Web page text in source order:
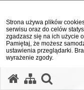
Strona używa plików
serwisu oraz do celów
zgadzasz się na ich użycie
Pamiętaj, że możesz
ustawienia przeglądarki.
wyrażenie zgody.